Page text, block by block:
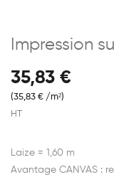
Impression
35,83 €
(35,83 € /m²)
HT
Laize = 1,60 m
Avantage CANVAS :